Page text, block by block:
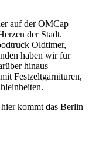
auf der OMCap
der Stadt.
Oldtimer,
haben wir für
hinaus
Festzeltgarnituren,
kommt das Berlin